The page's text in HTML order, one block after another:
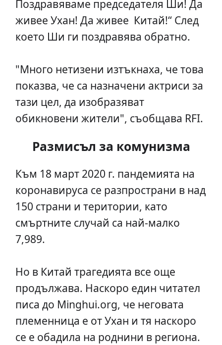
Поздравяваме председателя Ши! Да
живее Ухан! Да живее Китай!“ След
което Ши ги поздравява обратно.
"Много нетизени изтъкнаха, че това
показва, че са назначени актриси за
тази цел, да изобразяват
обикновени жители", съобщава RFI.
Размисъл за комунизма
Към 18 март 2020 г. пандемията на
коронавируса се разпространи в над
150 страни и територии, като
смъртните случай са най-малко
7,989.
Но в Китай трагедията все още
продължава. Наскоро един читател
писа до Minghui.org, че неговата
племенница е от Ухан и тя наскоро
се е обадила на роднини в региона.